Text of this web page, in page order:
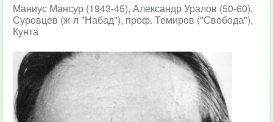
Маниус Мансур (1943-45), Александр Уралов (50-60),
Суровцев (ж-л "Набад"), проф. Темиров ("Свобода"),
Кунта